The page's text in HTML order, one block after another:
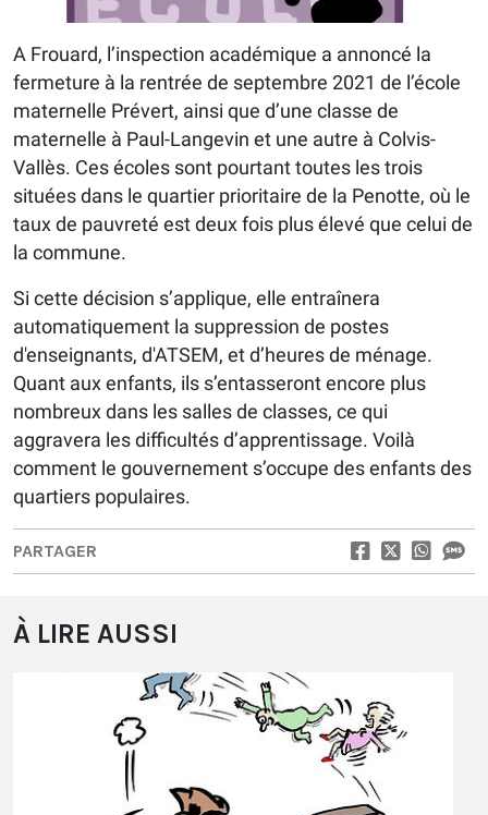
A Frouard, l’inspection académique a annoncé la
fermeture à la rentrée de septembre 2021 de l’école
maternelle Prévert, ainsi que d’une classe de
maternelle à Paul-Langevin et une autre à Colvis-
Vallès. Ces écoles sont pourtant toutes les trois
situées dans le quartier prioritaire de la Penotte, où le
taux de pauvreté est deux fois plus élevé que celui de
la commune.
Si cette décision s’applique, elle entraînera
automatiquement la suppression de postes
d'enseignants, d'ATSEM, et d’heures de ménage.
Quant aux enfants, ils s’entasseront encore plus
nombreux dans les salles de classes, ce qui
aggravera les difficultés d’apprentissage. Voilà
comment le gouvernement s’occupe des enfants des
quartiers populaires.
PARTAGER
À LIRE AUSSI